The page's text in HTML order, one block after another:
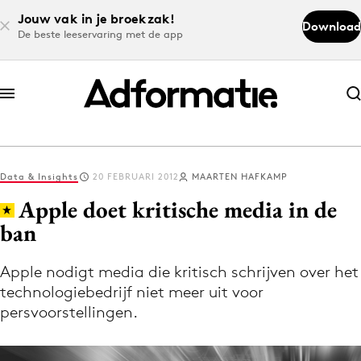
Jouw vak in je broekzak!
De beste leeservaring met de app
Download
Abonneer nu
Abonneer nu
Log in
Volg het laatste nieuws via de Adformatie
Nieuws app
Data & Insights 20 FEBRUARI 2012 MAARTEN HAFKAMP
Apple doet kritische media in de
ban
Apple nodigt media die kritisch schrijven over het
technologiebedrijf niet meer uit voor
persvoorstellingen.